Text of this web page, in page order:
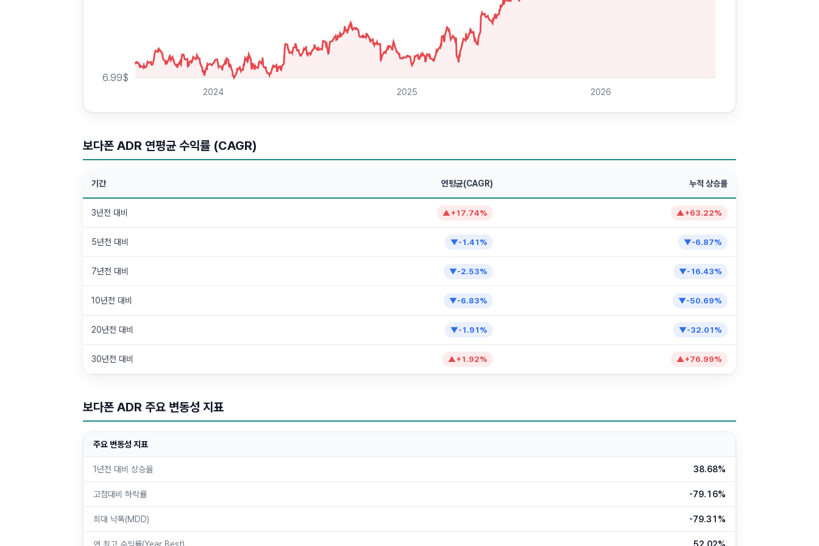
6.99$
2024 2025 2026
보다폰 ADR 연평균 수익률 (CAGR)
기간 연평균(CAGR) 누적 상승률
3년전 대비 ▲+ 17.74% ▲+63.22%
5년전 대비 ▼-1.41 % ▼-6.87%
7년전 대비 ▼-2.53% ▼-16.43%
10년전 대비 ▼-6.83% ▼-50.69%
20년전 대비 ▼-1.91 % ▼-32.01 %
30년전 대비 ▲+ 1.92% ▲+76.99%
보다폰 ADR 주요 변동성 지표
주요 변동성 지표
1년전 대비 상승율 38.68%
고점대비 하락률 -79.16%
최대 낙폭(MDD) -79.31%
연 최고 수익률(Year Best) 52.02%